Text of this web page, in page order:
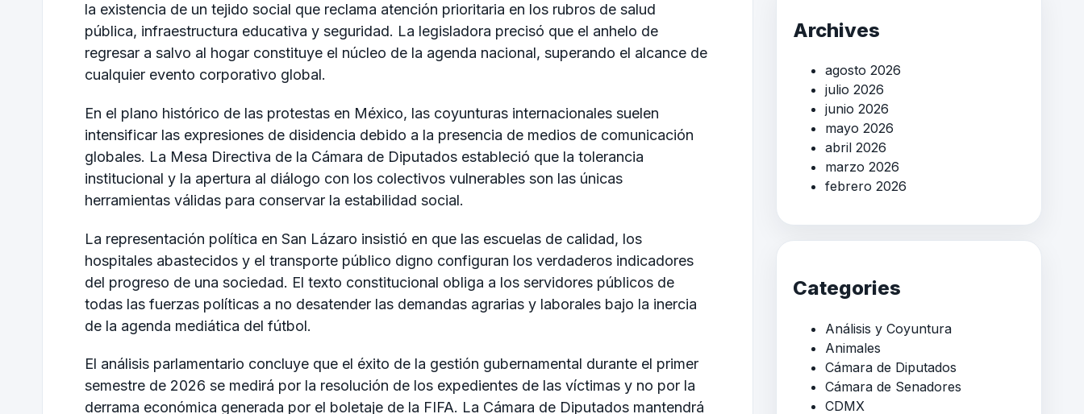
la existencia de un tejido social que reclama atención prioritaria en los rubros de salud
pública, infraestructura educativa y seguridad. La legisladora precisó que el anhelo de
regresar a salvo al hogar constituye el núcleo de la agenda nacional, superando el alcance de
cualquier evento corporativo global.
En el plano histórico de las protestas en México, las coyunturas internacionales suelen
intensificar las expresiones de disidencia debido a la presencia de medios de comunicación
globales. La Mesa Directiva de la Cámara de Diputados estableció que la tolerancia
institucional y la apertura al diálogo con los colectivos vulnerables son las únicas
herramientas válidas para conservar la estabilidad social.
La representación política en San Lázaro insistió en que las escuelas de calidad, los
hospitales abastecidos y el transporte público digno configuran los verdaderos indicadores
del progreso de una sociedad. El texto constitucional obliga a los servidores públicos de
todas las fuerzas políticas a no desatender las demandas agrarias y laborales bajo la inercia
de la agenda mediática del fútbol.
El análisis parlamentario concluye que el éxito de la gestión gubernamental durante el primer
semestre de 2026 se medirá por la resolución de los expedientes de las víctimas y no por la
derrama económica generada por el boletaje de la FIFA. La Cámara de Diputados mantendrá
Archives
agosto 2026
julio 2026
junio 2026
mayo 2026
abril 2026
marzo 2026
febrero 2026
Categories
Análisis y Coyuntura
Animales
Cámara de Diputados
Cámara de Senadores
CDMX